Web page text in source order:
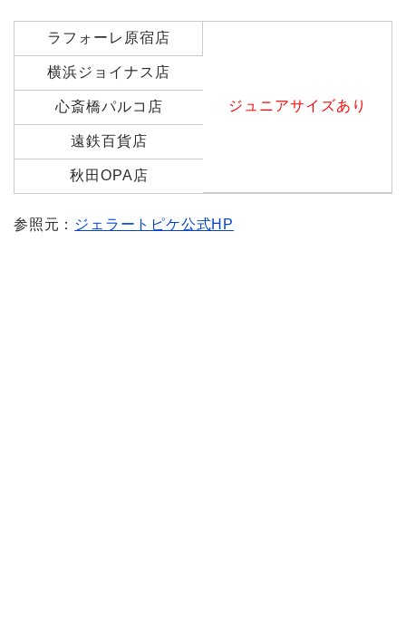
ラフォーレ原宿店
ジュニアサイズあり
横浜ジョイナス店
心斎橋パルコ店
遠鉄百貨店
秋田OPA店
参照元： ジェラートピケ公式HP